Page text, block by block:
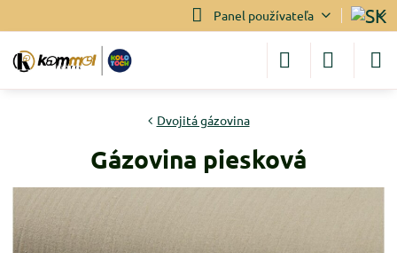
Panel používateľa
Dvojitá gázovina
Gázovina piesková